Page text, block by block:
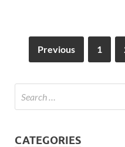
p
p
o
k
Previous 1
CATEGORIES